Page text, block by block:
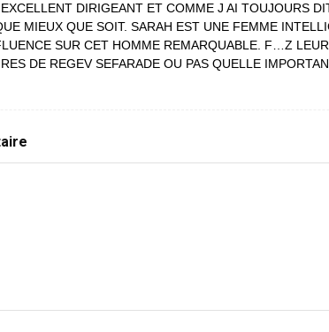
DIRIGEANT ET COMME J AI TOUJOURS
MIEUX QUE SOIT. SARAH EST UNE FEMME
SUR CET HOMME REMARQUABLE. F…Z
DE REGEV SEFARADE OU PAS QUELLE